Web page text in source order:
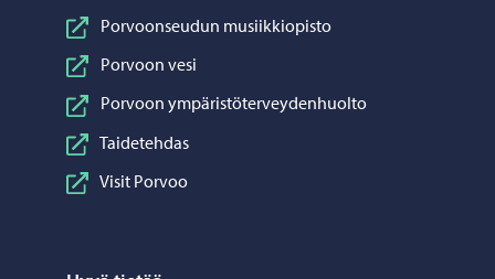
Porvoonseudun musiikkiopisto
Porvoon vesi
Porvoon ympäristöterveydenhuolto
Taidetehdas
Visit Porvoo